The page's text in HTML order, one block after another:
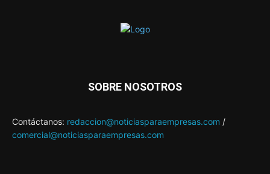
SOBRE NOSOTROS
Contáctanos: redaccion@noticiasparaempresas.com /
comercial@noticiasparaempresas.com